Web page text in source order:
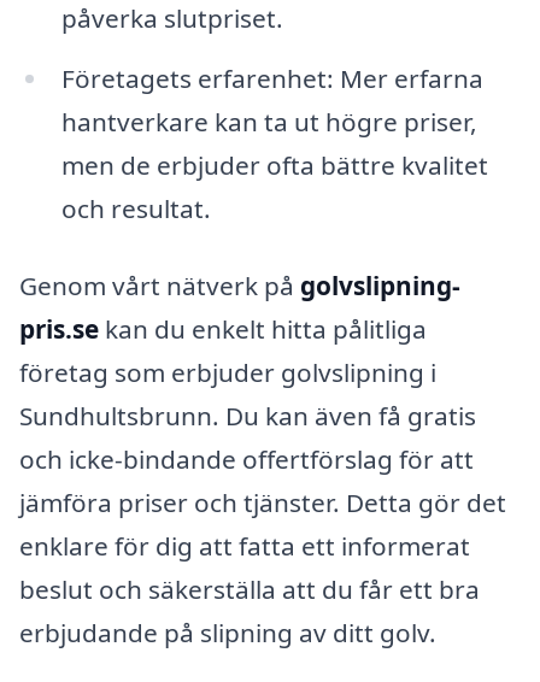
påverka slutpriset.
Företagets erfarenhet: Mer erfarna
hantverkare kan ta ut högre priser,
men de erbjuder ofta bättre kvalitet
och resultat.
Genom vårt nätverk på golvslipning-
pris.se kan du enkelt hitta pålitliga
företag som erbjuder golvslipning i
Sundhultsbrunn. Du kan även få gratis
och icke-bindande offertförslag för att
jämföra priser och tjänster. Detta gör det
enklare för dig att fatta ett informerat
beslut och säkerställa att du får ett bra
erbjudande på slipning av ditt golv.